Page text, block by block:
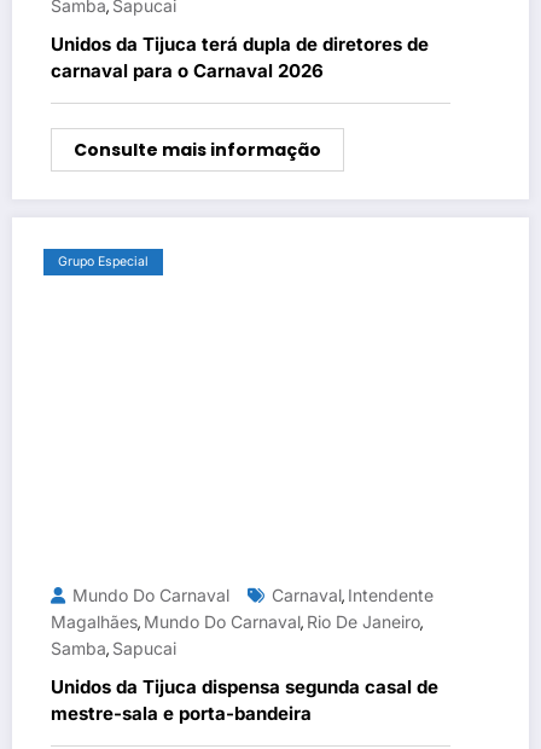
Samba, Sapucai
Unidos da Tijuca terá dupla de diretores de
carnaval para o Carnaval 2026
Consulte mais informação
Grupo Especial
Mundo Do Carnaval Carnaval, Intendente
Magalhães, Mundo Do Carnaval, Rio De Janeiro,
Samba, Sapucai
Unidos da Tijuca dispensa segunda casal de
mestre-sala e porta-bandeira